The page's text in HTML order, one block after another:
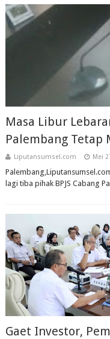
Masa Libur
Palembang Tetap
Liputansumsel.com Mei
lagi tiba pihak BPJS Cabang
Gaet Investor,